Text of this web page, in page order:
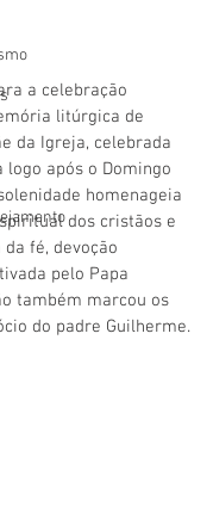
a celebração
litúrgica de
da Igreja, celebrada
após o Domingo
homenageia
dos cristãos e
fé, devoção
pelo Papa
também marcou os
do padre Guilherme.